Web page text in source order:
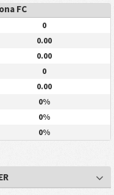
FC
0
0.00
0.00
0
0.00
0%
0%
0%